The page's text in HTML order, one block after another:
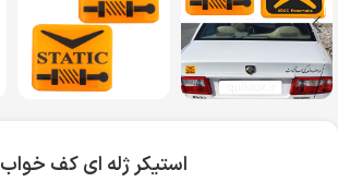
استیکر ژله ای کف خواب